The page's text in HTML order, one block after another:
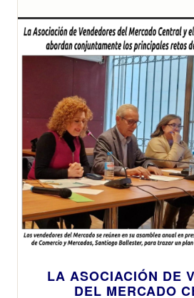
que garantiza
que los
alimentos son
ecológicos
LA ASOCIACIÓN DE
DEL MERCADO